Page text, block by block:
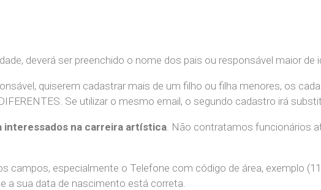
deverá ser preenchido o nome dos pais ou responsável maior de
quiserem cadastrar mais de um filho ou filha menores, os
Se utilizar o mesmo email, o segundo cadastro irá
interessados na carreira artística . Não contratamos funcionários
campos, especialmente o Telefone com código de área, exemplo
a sua data de nascimento está correta.